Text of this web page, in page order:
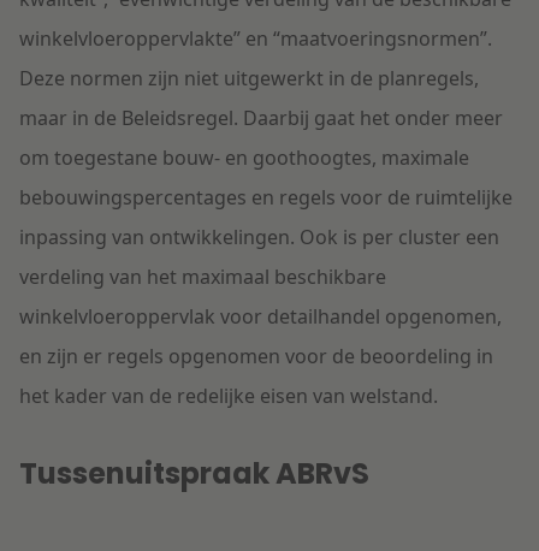
winkelvloeroppervlakte” en “maatvoeringsnormen”.
Deze normen zijn niet uitgewerkt in de planregels,
maar in de Beleidsregel. Daarbij gaat het onder meer
om toegestane bouw- en goothoogtes, maximale
bebouwingspercentages en regels voor de ruimtelijke
inpassing van ontwikkelingen. Ook is per cluster een
verdeling van het maximaal beschikbare
winkelvloeroppervlak voor detailhandel opgenomen,
en zijn er regels opgenomen voor de beoordeling in
het kader van de redelijke eisen van welstand.
Tussenuitspraak ABRvS